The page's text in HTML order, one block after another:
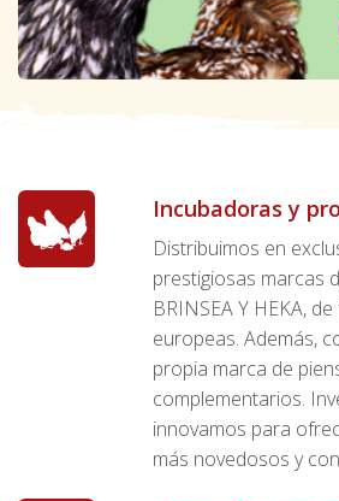
Incubadoras y
Distribuimos en
prestigiosas marcas
BRINSEA Y HEKA,
europeas. Además,
propia marca de
complementarios.
innovamos para
más novedosos y